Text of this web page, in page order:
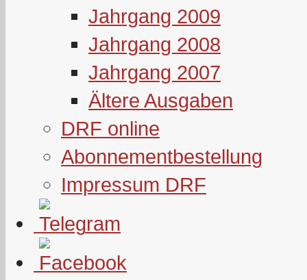
Jahrgang 2009
Jahrgang 2008
Jahrgang 2007
Ältere Ausgaben
DRF online
Abonnementbestellung
Impressum DRF